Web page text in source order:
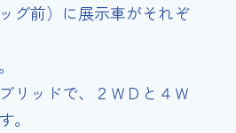
グ前）に展示車がそれぞ
リッドで、２ＷＤと４Ｗ
。